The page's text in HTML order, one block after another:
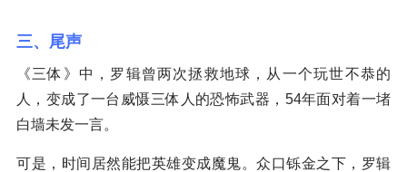
三、尾声
《三体》中，罗辑曾两次拯救地球，从一个玩世不恭的
人，变成了一台威慑三体人的恐怖武器，54年面对着一堵
白墙未发一言。
可是，时间居然能把英雄变成魔鬼。众口铄金之下，罗辑